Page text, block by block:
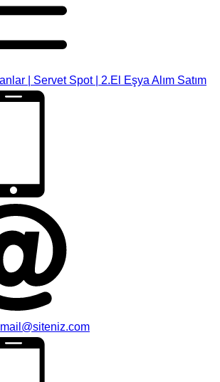
mail@siteniz.com